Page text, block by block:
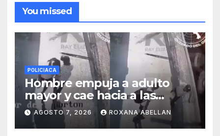
You missed
POLICIACA
Hombre empuja a adulto
mayor y cae hacia a las
ruedas de tráiler en
Monterrey
AGOSTO 7, 2026 ROXANA ABELLAN